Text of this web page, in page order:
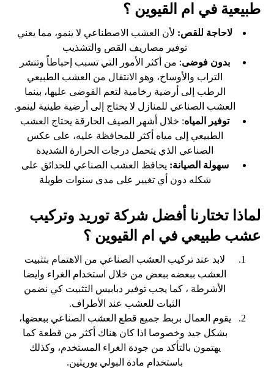
طبيعية في ام القيوين ؟
لاحاجة للقص: لأن العشب الاصطناعي لا ينمو، مما يعني
توفير مصاريف القص والتشذيب
بدون فوضى: من أكثر الأمور التي تسبب إحباطاً وتنشر
التراب والأوساخ، وهو الانتقال من العشب الطبيعي
الرطب إلى أرضية رخامية لتعم الفوضى عليها، بينما
العشب الصناعي للمنازل لا يحتاج إلى أرضية طينية لينمو.
توفير المياه: خلال أشهر الصيف الحارقة يحتاج العشب
الطبيعي إلى مياه أكثر للمحافظة عليه، على عكس
الصناعي الذي يتحمل درجات الحرارة الشديدة
سهولة الصيانة: يحافظ العشب الصناعي للحدائق على
شكله دون أي تغيير على مدى سنوات طويلة
لماذا تختارنا أفضل شركة توريد وتركيب
عشب طبيعي في ام القيوين ؟
لابد عند تركيب العشب الصناعي من الاهتمام بتثبيت
العشب ببعضه ببعض من خلال استخدام الغراء وايضا
الأشرطة ، كما يجب توفير دبابيس التثبيت كي نضمن
الثبات للعشب عند الأطراف.
يقوم العمال بربط جميع قطع العشب الصناعي ببعضها،
بشكل جيد وخصوصا اذا كان هناك أكثر من قطعة كما
يهتمون بالتأكد من جودة الغراء المستخدم، وكذلك
باستخدام مادة البولي يوريثين.